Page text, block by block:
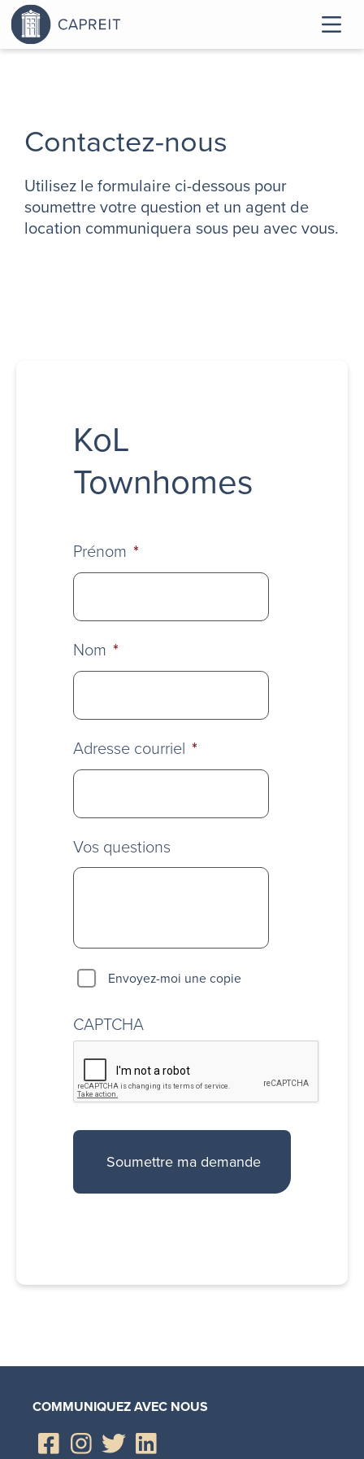
Contactez-nous
Utilisez le formulaire ci-dessous pour
soumettre votre question et un agent de
location communiquera sous peu avec vous.
KoL
Townhomes
Prénom *
Nom *
Adresse courriel *
Vos questions
Envoyez-moi une copie
CAPTCHA
COMMUNIQUEZ AVEC NOUS